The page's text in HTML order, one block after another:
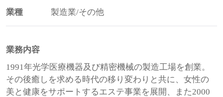
業種 製造業/その他
業務内容
1991年光学医療機器及び精密機械の製造工場を創業。
その後癒しを求める時代の移り変わりと共に、女性の
美と健康をサポートするエステ事業を展開、また2000